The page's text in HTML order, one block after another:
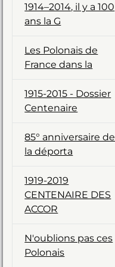
1914–2014, il y a 100
ans la G
Les Polonais de
France dans la
1915-2015 - Dossier
Centenaire
85° anniversaire de
la déporta
1919-2019
CENTENAIRE DES
ACCOR
N'oublions pas ces
Polonais